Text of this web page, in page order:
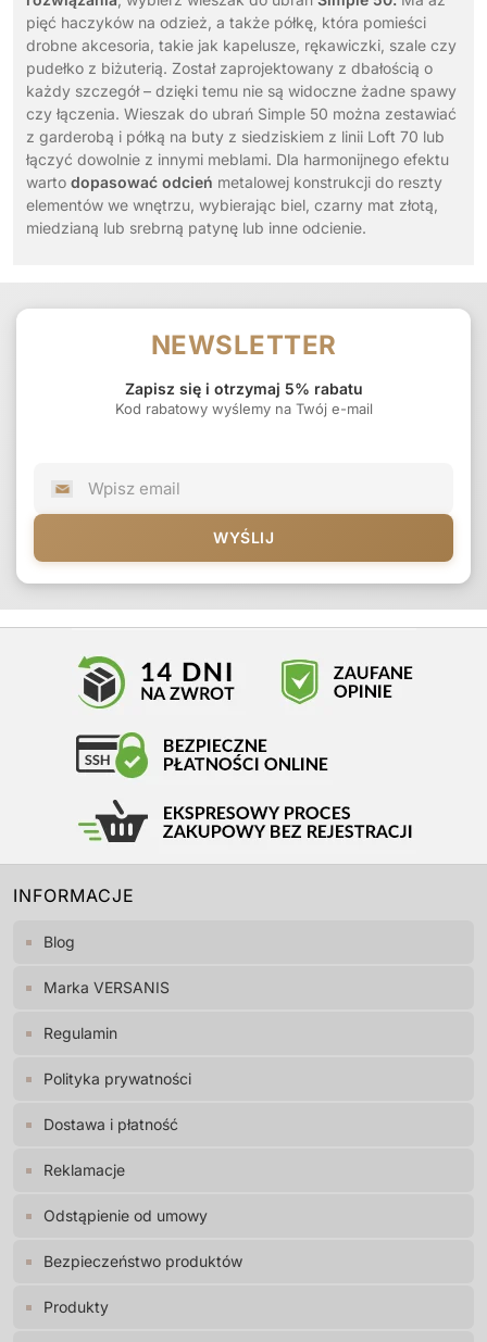
pięć haczyków na odzież, a także półkę, która pomieści
drobne akcesoria, takie jak kapelusze, rękawiczki, szale czy
pudełko z biżuterią. Został zaprojektowany z dbałością o
każdy szczegół – dzięki temu nie są widoczne żadne spawy
czy łączenia. Wieszak do ubrań Simple 50 można zestawiać
z garderobą i półką na buty z siedziskiem z linii Loft 70 lub
łączyć dowolnie z innymi meblami. Dla harmonijnego efektu
warto dopasować odcień metalowej konstrukcji do reszty
elementów we wnętrzu, wybierając biel, czarny mat złotą,
miedzianą lub srebrną patynę lub inne odcienie.
NEWSLETTER
Zapisz się i otrzymaj 5% rabatu
Kod rabatowy wyślemy na Twój e-mail
WYŚLIJ
INFORMACJE
Blog
Marka VERSANIS
Regulamin
Polityka prywatności
Dostawa i płatność
Reklamacje
Odstąpienie od umowy
Bezpieczeństwo produktów
Produkty